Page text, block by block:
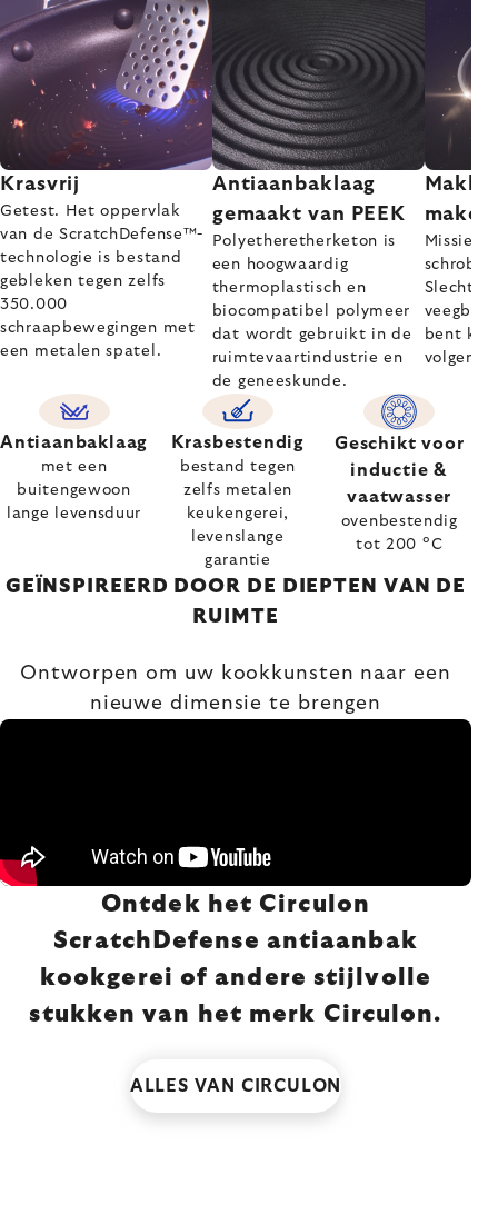
Krasvrij
Getest. Het oppervlak
van de ScratchDefense™-
technologie is bestand
gebleken tegen zelfs
350.000
schraapbewegingen met
een metalen spatel.
Antiaanbaklaag
gemaakt van PEEK
Polyetheretherketon is
een hoogwaardig
thermoplastisch en
biocompatibel polymeer
dat wordt gebruikt in de
ruimtevaartindustrie en
de geneeskunde.
maken
Missie
Slechts
bent
Antiaanbaklaag
met een
buitengewoon
lange levensduur
Krasbestendig
bestand tegen
zelfs metalen
keukengerei,
levenslange
garantie
Geschikt voor
inductie &
vaatwasser
ovenbestendig
tot 200 °C
GEÏNSPIREERD DOOR DE DIEPTEN VAN DE
RUIMTE
Ontworpen om uw kookkunsten naar een
nieuwe dimensie te brengen
Ontdek het Circulon
ScratchDefense antiaanbak
kookgerei of andere stijlvolle
stukken van het merk Circulon.
ALLES VAN CIRCULON